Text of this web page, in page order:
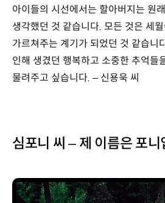
아이들의 시선에서는 할아버지는 원
생각했던 것 같습니다. 모든 것은 세
가르쳐주는 계기가 되었던 것 같습니
인해 생겼던 행복하고 소중한 추억들
물려주고 싶습니다. – 신용욱 씨
심포니 씨 – 제 이름은 포니